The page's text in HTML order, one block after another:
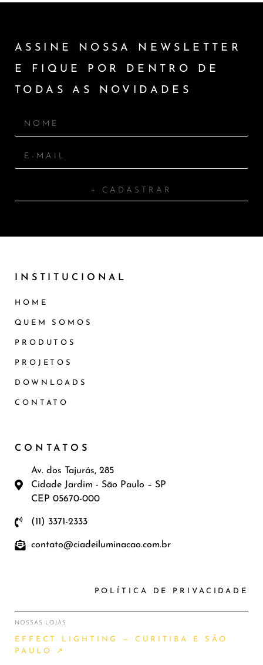
ASSINE NOSSA NEWSLETTER
E FIQUE POR DENTRO DE
TODAS AS NOVIDADES
+ CADASTRAR
INSTITUCIONAL
HOME
QUEM SOMOS
PRODUTOS
PROJETOS
DOWNLOADS
CONTATO
CONTATOS
Av. dos Tajurás, 285
Cidade Jardim - São Paulo – SP
CEP 05670-000
(11) 3371-2333
contato@ciadeiluminacao.com.br
POLÍTICA DE PRIVACIDADE
NOSSAS LOJAS
EFFECT LIGHTING — CURITIBA E SÃO
PAULO ↗